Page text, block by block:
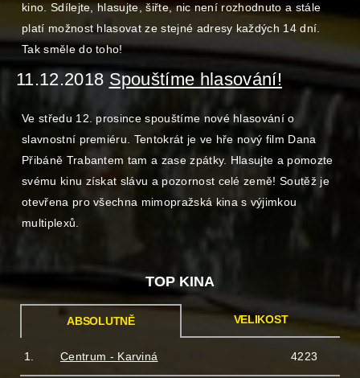
kino. Sdílejte, hlasujte, šiřte, nic není rozhodnuto a stále
platí možnost hlasovat ze stejné adresy každých 14 dní.
Tak směle do toho!
11.12.2018 Spouštíme hlasování!
Ve středu 12. prosince spouštíme nové hlasování o
slavnostní premiéru. Tentokrát je ve hře nový film Dana
Přibáně Trabantem tam a zase zpátky. Hlasujte a pomozte
svému kinu získat slávu a pozornost celé země! Soutěž je
otevřena pro všechna mimopražská kina s výjimkou
multiplexů.
TOP KINA
ABSOLUTNĚ VELIKOST
1. Centrum - Karviná 4223